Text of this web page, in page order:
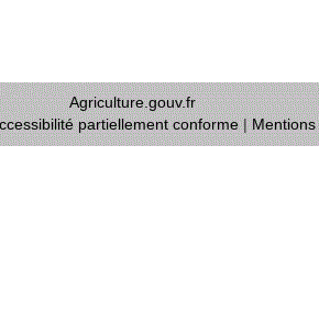
Agriculture.gouv.fr
partiellement conforme|